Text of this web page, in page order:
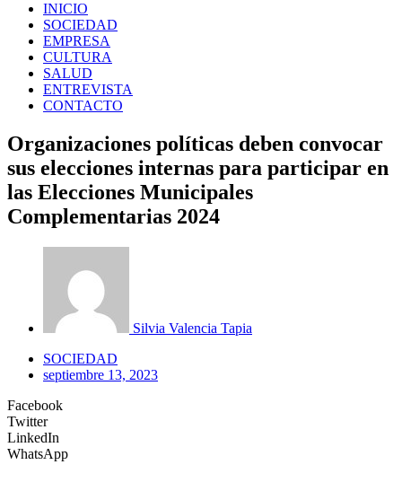
INICIO
SOCIEDAD
EMPRESA
CULTURA
SALUD
ENTREVISTA
CONTACTO
Organizaciones políticas deben convocar
sus elecciones internas para participar en
las Elecciones Municipales
Complementarias 2024
Silvia Valencia Tapia
SOCIEDAD
septiembre 13, 2023
Facebook
Twitter
LinkedIn
WhatsApp